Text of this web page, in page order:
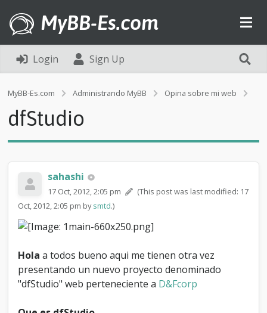
MyBB-Es.com
Login Sign Up
MyBB-Es.com Administrando MyBB Opina sobre mi web
u
i
dfStudio
sahashi
17 Oct, 2012, 2:05 pm
(This post was last modified: 17
Oct, 2012, 2:05 pm bysmtd.)
Hola a todos bueno aqui me tienen otra vez
presentando un nuevo proyecto denominado
"dfStudio" web perteneciente a D&Fcorp